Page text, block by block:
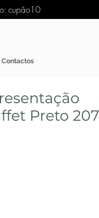
cupão10
Preto 207
Contactos